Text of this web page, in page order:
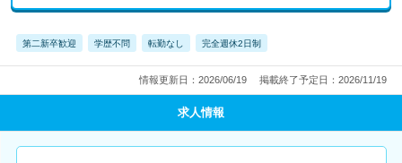
第二新卒歓迎 学歴不問 転勤なし 完全週休2日制
情報更新日：2026/06/19 掲載終了予定日：2026/11/19
求人情報